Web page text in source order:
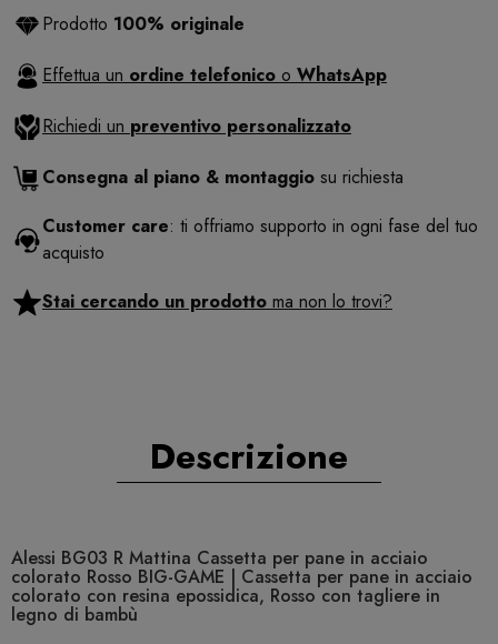
Prodotto 100% originale
Effettua un ordine telefonico o WhatsApp
Richiedi un preventivo personalizzato
Consegna al piano & montaggio su richiesta
Customer care: ti offriamo supporto in ogni fase del tuo
acquisto
Stai cercando un prodotto ma non lo trovi?
Descrizione
Alessi BG03 R Mattina Cassetta per pane in acciaio
colorato Rosso BIG-GAME | Cassetta per pane in acciaio
colorato con resina epossidica, Rosso con tagliere in
legno di bambù